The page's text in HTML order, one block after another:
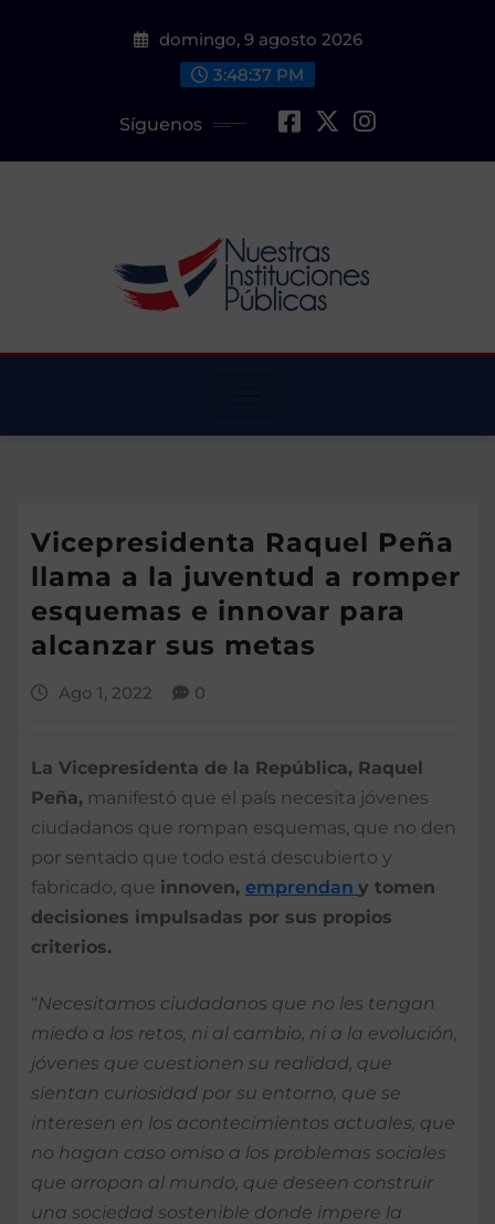
domingo, 9 agosto 2026
3:48:39 PM
Síguenos
Vicepresidenta Raquel Peña
llama a la juventud a romper
esquemas e innovar para
alcanzar sus metas
Ago 1, 2022 0
La Vicepresidenta de la República, Raquel
Peña, manifestó que el país necesita jóvenes
ciudadanos que rompan esquemas, que no den
por sentado que todo está descubierto y
fabricado, que innoven, emprendan y tomen
decisiones impulsadas por sus propios
criterios.
“Necesitamos ciudadanos que no les tengan
miedo a los retos, ni al cambio, ni a la evolución,
jóvenes que cuestionen su realidad, que
sientan curiosidad por su entorno, que se
interesen en los acontecimientos actuales, que
no hagan caso omiso a los problemas sociales
que arropan al mundo, que deseen construir
una sociedad sostenible donde impere la